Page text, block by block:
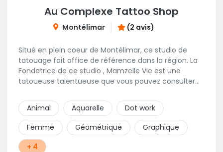
Au Complexe Tattoo Shop
Montélimar (2 avis)
Situé en plein coeur de Montélimar, ce studio de
tatouage fait office de référence dans la région. La
Fondatrice de ce studio , Mamzelle Vie est une
tatoueuse talentueuse que vous pouvez consulter
Animal
Aquarelle
Dot work
Femme
Géométrique
Graphique
+ 4